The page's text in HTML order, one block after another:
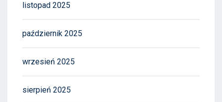
listopad 2025
październik 2025
wrzesień 2025
sierpień 2025